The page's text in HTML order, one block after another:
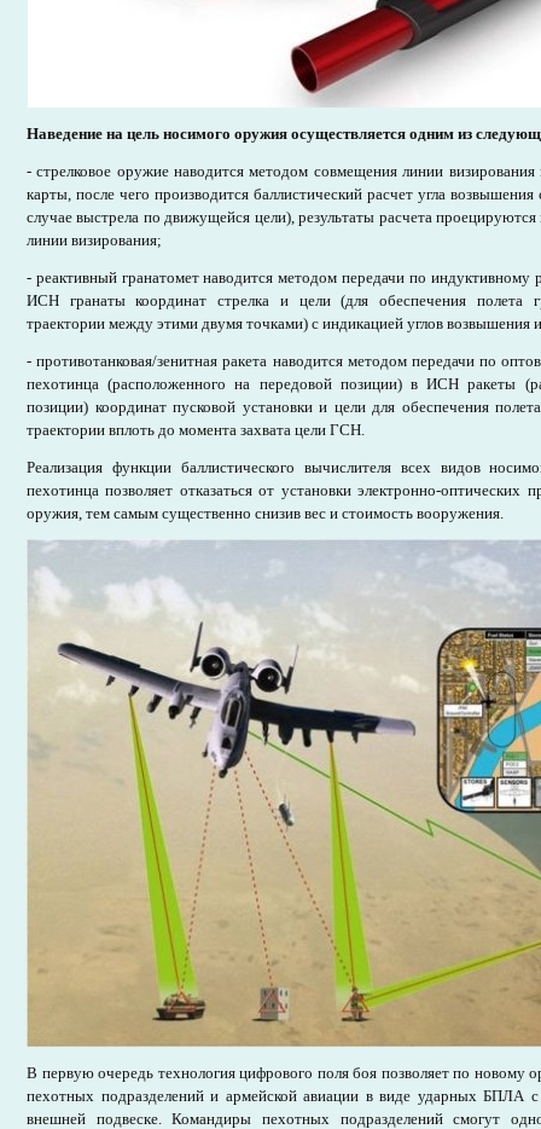
Наведение на цель носимого оружия осуществляется одним из
- стрелковое оружие наводится методом совмещения линии
карты, после чего производится баллистический расчет угла
случае выстрела по движущейся цели), результаты расчета
линии визирования;
- реактивный гранатомет наводится методом передачи по
ИСН гранаты координат стрелка и цели (для обеспечения полета
траектории между этими двумя точками) с индикацией углов возвышения
- противотанковая/зенитная ракета наводится методом передачи по
пехотинца (расположенного на передовой позиции) в ИСН ракеты
позиции) координат пусковой установки и цели для обеспечения
траектории вплоть до момента захвата цели ГСН.
Реализация функции баллистического вычислителя всех видов
пехотинца позволяет отказаться от установки электронно-оптических
оружия, тем самым существенно снизив вес и стоимость вооружения.
В первую очередь технология цифрового поля боя позволяет по новому
пехотных подразделений и армейской авиации в виде ударных БПЛА
внешней подвеске. Командиры пехотных подразделений смогут